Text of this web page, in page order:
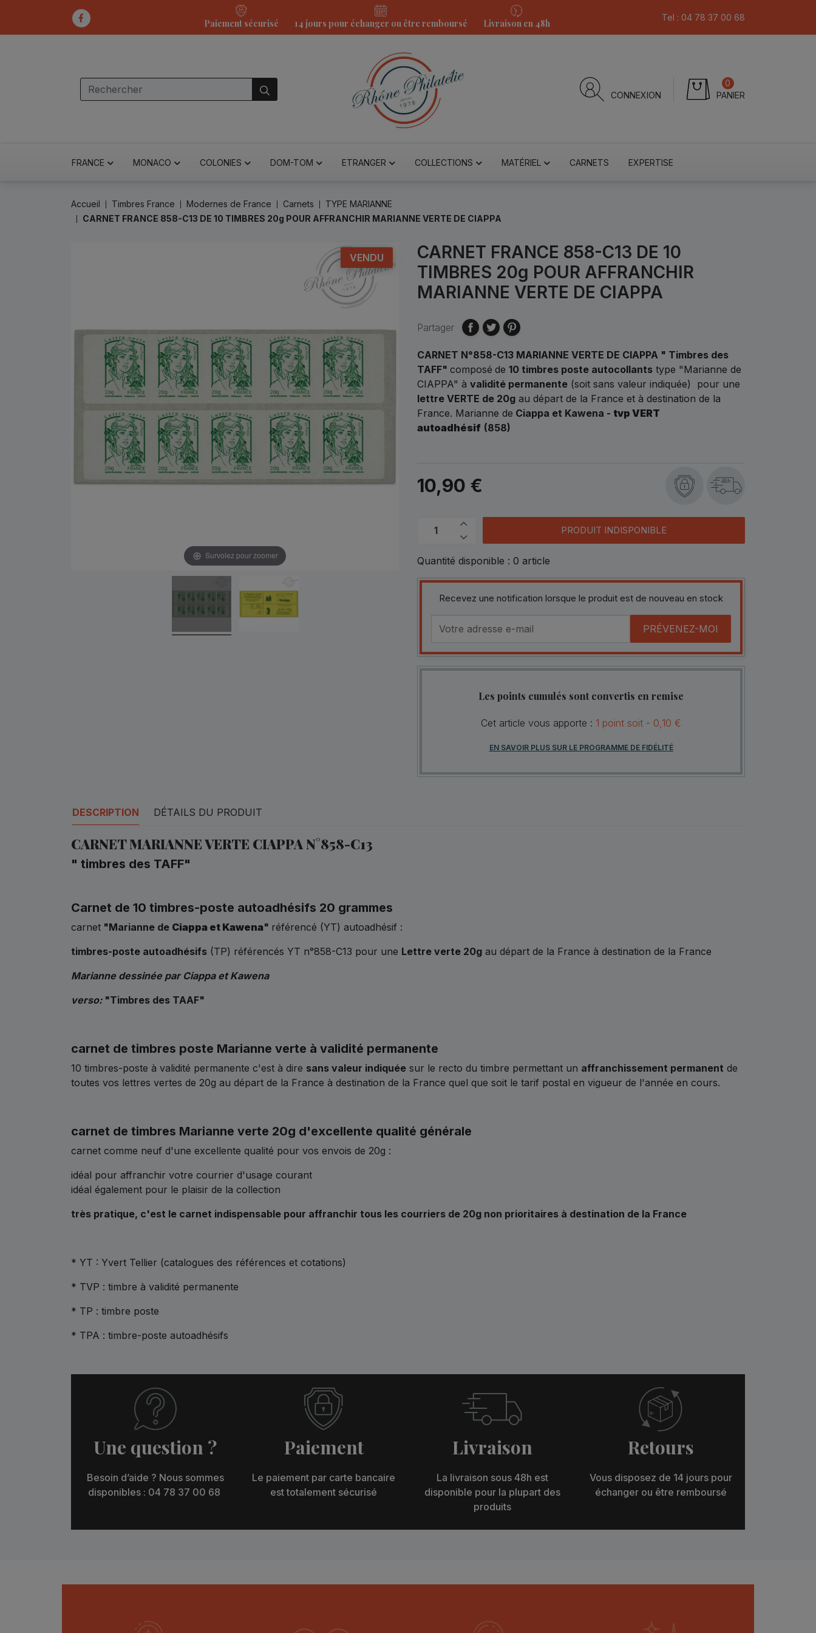
Paiement sécurisé 14 jours pour échanger ou être remboursé Livraison en 48h
Tel : 04 78 37 00 68
CONNEXION PANIER
0
FRANCE MONACO COLONIES DOM-TOM ETRANGER COLLECTIONS MATÉRIEL CARNETS EXPERTISE
Accueil Timbres France Modernes de France Carnets
TYPE MARIANNE
CARNET FRANCE 858-C13 DE 10 TIMBRES 20g POUR AFFRANCHIR MARIANNE VERTE DE CIAPPA
VENDU
Survolez pour zoomer
CARNET FRANCE 858-C13 DE 10
TIMBRES 20g POUR AFFRANCHIR
MARIANNE VERTE DE CIAPPA
Partager
CARNET N°858-C13 MARIANNE VERTE DE CIAPPA " Timbres des
TAFF" composé de 10 timbres poste autocollants type "Marianne de
CIAPPA" à validité permanente (soit sans valeur indiquée) pour une
lettre VERTE de 20g au départ de la France et à destination de la
France. Marianne de Ciappa et Kawena - tvp VERT
autoadhésif (858)
10,90 € 48h
PRODUIT INDISPONIBLE
Quantité disponible : 0 article
Recevez une notification lorsque le produit est de nouveau en stock
PRÉVENEZ-MOI
Les points cumulés sont convertis en remise
Cet article vous apporte : 1 point soit - 0,10 €
EN SAVOIR PLUS SUR LE PROGRAMME DE FIDÉLITÉ
DESCRIPTION DÉTAILS DU PRODUIT
CARNET MARIANNE VERTE CIAPPA N°858-C13
" timbres des TAFF"
Carnet de 10 timbres-poste autoadhésifs 20 grammes
carnet "Marianne de Ciappa et Kawena" référencé (YT) autoadhésif :
timbres-poste autoadhésifs (TP) référencés YT n°858-C13 pour une Lettre verte 20g au départ de la France à destination de la France
Marianne dessinée par Ciappa et Kawena
verso: "Timbres des TAAF"
carnet de timbres poste Marianne verte à validité permanente
10 timbres-poste à validité permanente c'est à dire sans valeur indiquée sur le recto du timbre permettant un affranchissement permanent de
toutes vos lettres vertes de 20g au départ de la France à destination de la France quel que soit le tarif postal en vigueur de l'année en cours.
carnet de timbres Marianne verte 20g d'excellente qualité générale
carnet comme neuf d'une excellente qualité pour vos envois de 20g :
idéal pour affranchir votre courrier d'usage courant
idéal également pour le plaisir de la collection
très pratique, c'est le carnet indispensable pour affranchir tous les courriers de 20g non prioritaires à destination de la France
* YT : Yvert Tellier (catalogues des références et cotations)
* TVP : timbre à validité permanente
* TP : timbre poste
* TPA : timbre-poste autoadhésifs
Une question ?
Besoin d’aide ? Nous sommes
disponibles : 04 78 37 00 68
Paiement
Le paiement par carte bancaire
est totalement sécurisé
Livraison
La livraison sous 48h est
disponible pour la plupart des
produits
Retours
Vous disposez de 14 jours pour
échanger ou être remboursé